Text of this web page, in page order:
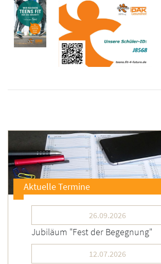
Aktuelle Termine
26.09.2026
Jubiläum "Fest der Begegnung"
12.07.2026